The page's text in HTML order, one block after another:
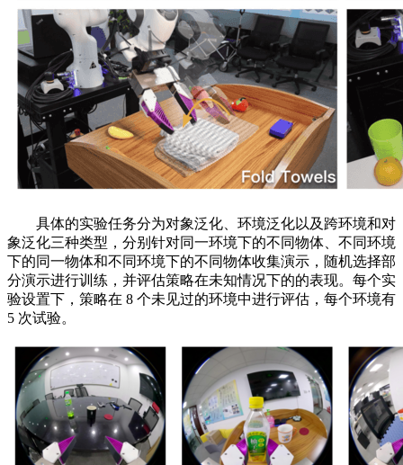
具体的实验任务分为对象泛化、环境泛化以及跨环境和对
象泛化三种类型，分别针对同一环境下的不同物体、不同环境
下的同一物体和不同环境下的不同物体收集演示，随机选择部
分演示进行训练，并评估策略在未知情况下的的表现。每个实
验设置下，策略在 8 个未见过的环境中进行评估，每个环境有
5 次试验。